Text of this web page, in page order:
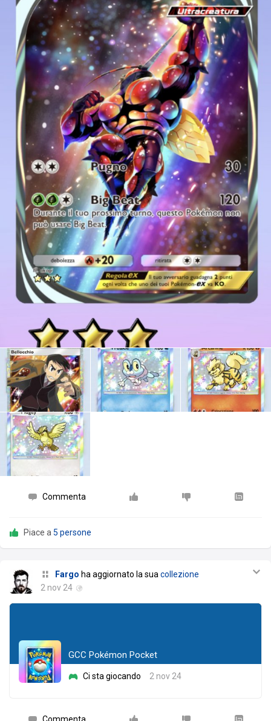
Commenta
Piace a 5 persone
Fargo ha aggiornato la sua collezione
2 nov 24
GCC Pokémon Pocket
Ci sta giocando 2 nov 24